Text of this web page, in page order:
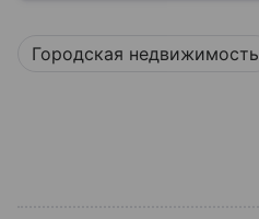
Городская недвижимость